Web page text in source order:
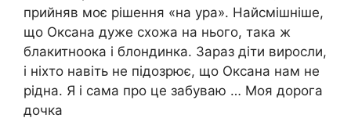
прийняв моє рішення «на ура». Найсмішніше,
що Оксана дуже схожа на нього, така ж
блакитноока і блондинка. Зараз діти виросли,
і ніхто навіть не підозрює, що Оксана нам не
рідна. Я і сама про це забуваю … Моя дорога
дочка